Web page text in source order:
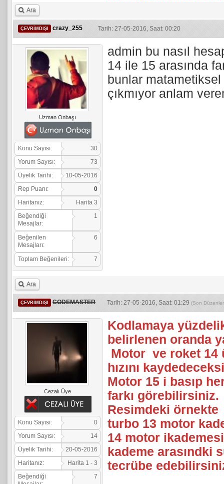
Ara
ÇEVRIMDIŞI crazy_255 Tarih: 27-05-2016, Saat: 00:20
Uzman Onbaşı
Konu Sayısı:
30
Yorum Sayısı:
73
Üyelik Tarihi:
10-05-2016
Rep Puanı:
0
Haritanız:
Harita 3
Beğendiği
Mesajlar:
1
Beğenilen
Mesajları:
6
Toplam Beğenileri: 7
admin bu nasıl
14 ile 15 arasında
bunlar
çıkmıyor anlam
Ara
ÇEVRIMDIŞI CODEMASTER Tarih: 27-05-2016, Saat: 01:29 (Son
Cezalı Üye
Konu Sayısı:
0
Yorum Sayısı:
14
Üyelik Tarihi:
20-05-2016
Haritanız:
Harita 1 - 3
Beğendiği
7
Kodlamaya
belirlenen oranda
Motor ve roket 14
hızını
Motor 15 i basıp
farkı görebilirsiniz.
Resimdeki
turbo 13 motor
14 motor
kademe arasındki
tecrübe